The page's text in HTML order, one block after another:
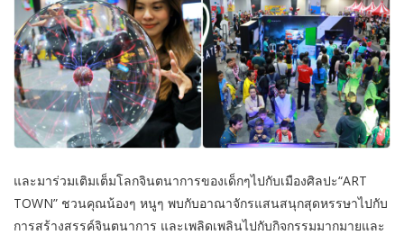
และมาร่วมเติมเต็มโลกจินตนาการของเด็กๆไปกับเมืองศิลปะ“ART
TOWN” ชวนคุณน้องๆ หนูๆ พบกับอาณาจักรแสนสนุกสุดหรรษาไปกับ
การสร้างสรรค์จินตนาการ และเพลิดเพลินไปกับกิจกรรมมากมายและ